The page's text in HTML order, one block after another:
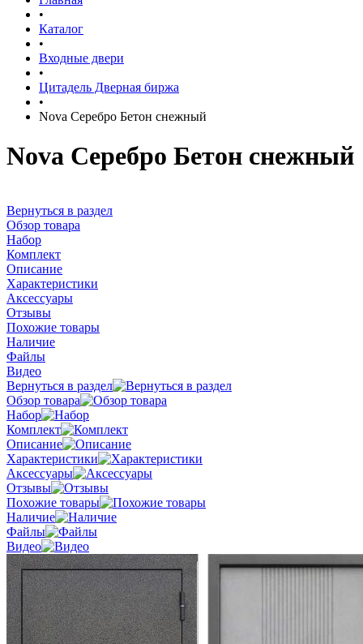
•
Каталог
•
Входные двери
•
Цитадель Дверная биржа
•
Nova Серебро Бетон снежный
Nova Серебро Бетон снежный
Вернуться в раздел
Обзор товара
Набор
Комплект
Описание
Характеристики
Аксессуары
Отзывы
Похожие товары
Наличие
Файлы
Видео
Вернуться в раздел
Обзор товара
Набор
Комплект
Описание
Характеристики
Аксессуары
Отзывы
Похожие товары
Наличие
Файлы
Видео